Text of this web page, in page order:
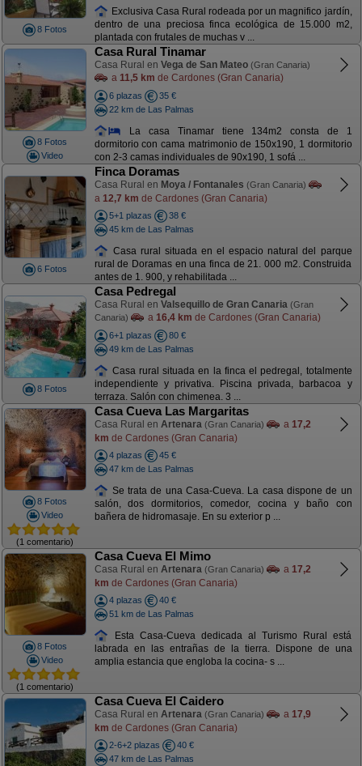
8 Fotos
Exclusiva Casa Rural rodeada por un magnifico jardín,
dentro de una preciosa finca ecológica de 15.000 m2,
plantada con frutales de muchas v ...
8 Fotos
Video
Casa Rural Tinamar
Casa Rural en Vega de San Mateo (Gran Canaria)
a 11,5 km de Cardones (Gran Canaria)
6 plazas
35 €
22 km de Las Palmas
La casa Tinamar tiene 134m2 consta de 1
dormitorio con cama matrimonio de 150x190, 1 dormitorio
con 2-3 camas individuales de 90x190, 1 sofá ...
6 Fotos
Finca Doramas
Casa Rural en Moya / Fontanales (Gran Canaria)
a 12,7 km de Cardones (Gran Canaria)
5+1 plazas
38 €
45 km de Las Palmas
Casa rural situada en el espacio natural del parque
rural de Doramas en una finca de 21. 000 m2. Construida
antes de 1. 900, y rehabilitada ...
8 Fotos
Casa Pedregal
Casa Rural en Valsequillo de Gran Canaria (Gran
Canaria)
a 16,4 km de Cardones (Gran Canaria)
6+1 plazas
80 €
49 km de Las Palmas
Casa rural situada en la finca el pedregal, totalmente
independiente y privativa. Piscina privada, barbacoa y
terraza. Salón con chimenea. 3 ...
8 Fotos
Video
(1 comentario)
Casa Cueva Las Margaritas
Casa Rural en Artenara (Gran Canaria) a 17,2
km de Cardones (Gran Canaria)
4 plazas
45 €
47 km de Las Palmas
Se trata de una Casa-Cueva. La casa dispone de un
salón, dos dormitorios, comedor, cocina y baño con
bañera de hidromasaje. En su exterior p ...
8 Fotos
Video
(1 comentario)
Casa Cueva El Mimo
Casa Rural en Artenara (Gran Canaria) a 17,2
km de Cardones (Gran Canaria)
4 plazas
40 €
51 km de Las Palmas
Esta Casa-Cueva dedicada al Turismo Rural está
labrada en las entrañas de la tierra. Dispone de una
amplia estancia que engloba la cocina- s ...
Casa Cueva El Caidero
Casa Rural en Artenara (Gran Canaria) a 17,9
km de Cardones (Gran Canaria)
2-6+2 plazas
40 €
47 km de Las Palmas